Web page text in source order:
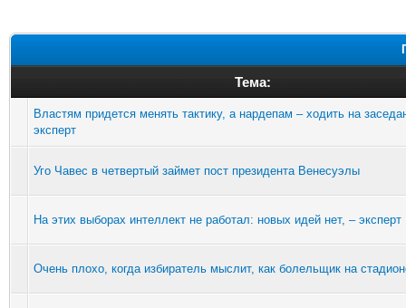
Тема:
Властям придется менять тактику, а нардепам – ходить на
эксперт
Уго Чавес в четвертый займет пост президента Венесуэлы
На этих выборах интеллект не работал: новых идей нет, – эксперт
Очень плохо, когда избиратель мыслит, как болельщик на